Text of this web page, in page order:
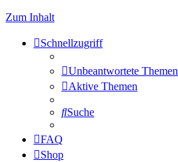
Zum Inhalt
Schnellzugriff
Unbeantwortete Themen
Aktive Themen
Suche
FAQ
Shop